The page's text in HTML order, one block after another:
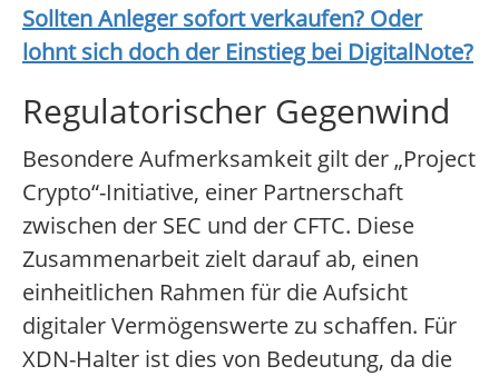
Sollten Anleger sofort verkaufen? Oder
lohnt sich doch der Einstieg bei DigitalNote?
Regulatorischer Gegenwind
Besondere Aufmerksamkeit gilt der „Project
Crypto“-Initiative, einer Partnerschaft
zwischen der SEC und der CFTC. Diese
Zusammenarbeit zielt darauf ab, einen
einheitlichen Rahmen für die Aufsicht
digitaler Vermögenswerte zu schaffen. Für
XDN-Halter ist dies von Bedeutung, da die